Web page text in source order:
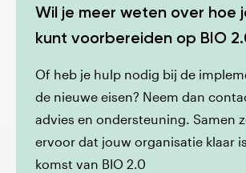
Wil je meer weten over hoe
kunt voorbereiden op BIO
Of heb je hulp nodig bij de
de nieuwe eisen? Neem dan
advies en ondersteuning. Samen
ervoor dat jouw organisatie klaar
komst van BIO 2.0